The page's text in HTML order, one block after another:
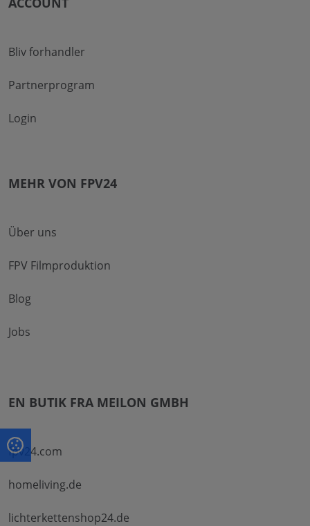
Bliv forhandler
Partnerprogram
Login
MEHR VON FPV24
Über uns
FPV Filmproduktion
Blog
Jobs
EN BUTIK FRA MEILON GMBH
fpv24.com
homeliving.de
lichterkettenshop24.de